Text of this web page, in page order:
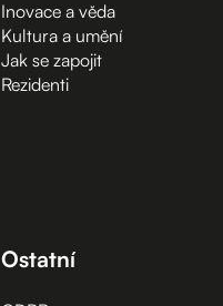
Inovace a věda
Kultura a umění
Jak se zapojit
Rezidenti
Ostatní